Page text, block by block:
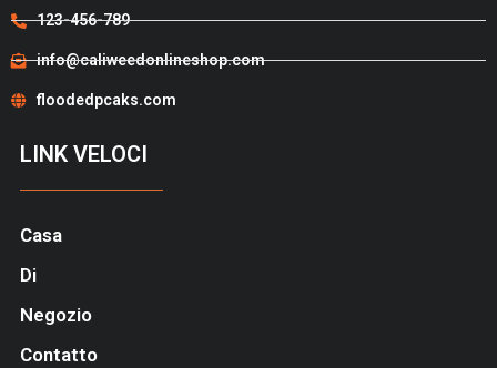
123-456-789
info@caliweedonlineshop.com
floodedpcaks.com
LINK VELOCI
Casa
Di
Negozio
Contatto